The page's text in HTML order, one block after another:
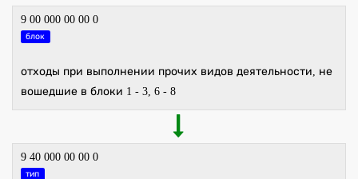
9 00 000 00 00 0
блок
отходы при выполнении прочих видов деятельности, не
вошедшие в блоки 1 - 3, 6 - 8
9 40 000 00 00 0
тип